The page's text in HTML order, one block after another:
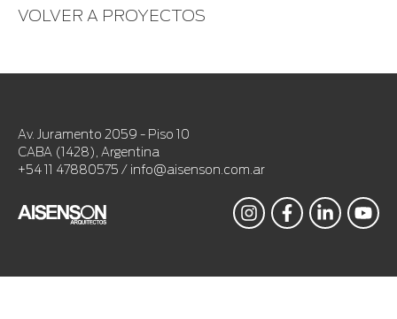
VOLVER A PROYECTOS
Av. Juramento 2059 - Piso 10
CABA (1428), Argentina
+54 11 47880575 / info@aisenson.com.ar